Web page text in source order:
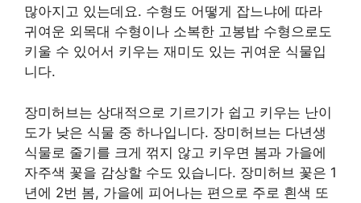
많아지고 있는데요. 수형도 어떻게 잡느냐에 따라
귀여운 외목대 수형이나 소복한 고봉밥 수형으로도
키울 수 있어서 키우는 재미도 있는 귀여운 식물입
니다.
장미허브는 상대적으로 기르기가 쉽고 키우는 난이
도가 낮은 식물 중 하나입니다. 장미허브는 다년생
식물로 줄기를 크게 꺾지 않고 키우면 봄과 가을에
자주색 꽃을 감상할 수도 있습니다. 장미허브 꽃은 1
년에 2번 봄, 가을에 피어나는 편으로 주로 흰색 또